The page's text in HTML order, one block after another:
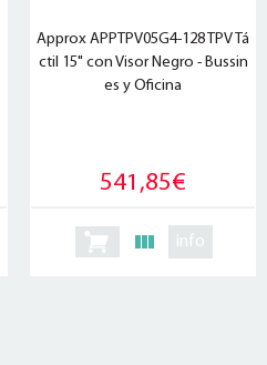
Approx APPTPV05G4-128 TPV Tá
ctil 15" con Visor Negro - Bussin
es y Oficina
541,85€
info